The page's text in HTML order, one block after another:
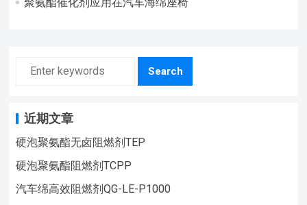
聚氨酯催化剂应用在汽车海绵座椅
Search
近期文章
硬泡聚氨酯无卤阻燃剂TEP
硬泡聚氨酯阻燃剂TCPP
汽车绵高效阻燃剂QG-LE-P1000